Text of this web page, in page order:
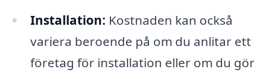
Installation: Kostnaden kan också
variera beroende på om du anlitar ett
företag för installation eller om du gör